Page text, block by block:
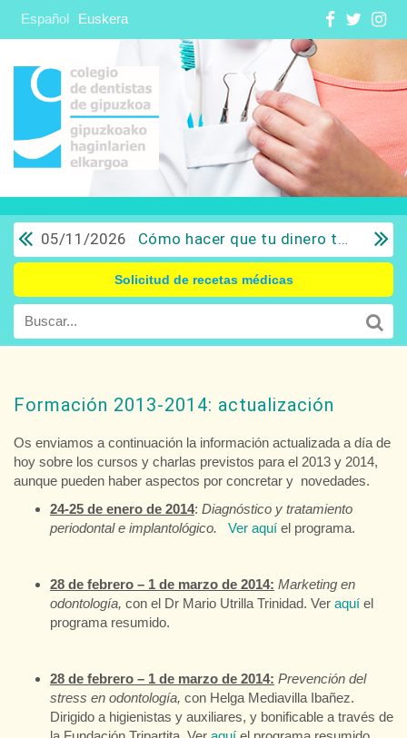
Español Euskera
05/11/2026 Cómo hacer que tu dinero trabaje para ti: Del ahorro a la inversión con sentido común.
Solicitud de recetas médicas
Formación 2013-2014: actualización
Os enviamos a continuación la información actualizada a día de
hoy sobre los cursos y charlas previstos para el 2013 y 2014,
aunque pueden haber aspectos por concretar y novedades.
24-25 de enero de 2014: Diagnóstico y tratamiento
periodontal e implantológico.
Ver aquí el programa.
28 de febrero – 1 de marzo de 2014: Marketing en
odontología, con el Dr Mario Utrilla Trinidad. Ver aquí el
programa resumido.
28 de febrero – 1 de marzo de 2014: Prevención del
stress en odontología, con Helga Mediavilla Ibañez.
Dirigido a higienistas y auxiliares, y bonificable a través de